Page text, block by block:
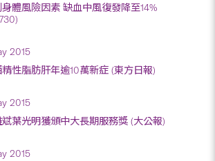
體風險因素 缺血中風復發降至14%
2015
性脂肪肝年逾10萬新症 (東方日報)
2015
斌葉光明獲頒中大長期服務獎 (大公報)
2015